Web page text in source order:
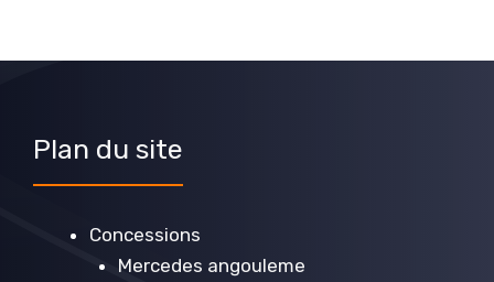
Plan du site
Concessions
Mercedes angouleme